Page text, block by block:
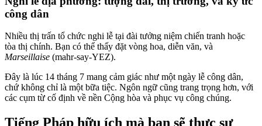
công dân
Nhiều thị trấn tổ chức nghi lễ tại đài tưởng niệm chiến tranh hoặc
tòa thị chính. Bạn có thể thấy đặt vòng hoa, diễn văn, và
Marseillaise (mahr-say-YEZ).
Đây là lúc 14 tháng 7 mang cảm giác như một ngày lễ công dân,
chứ không chỉ là một bữa tiệc. Ngôn ngữ cũng trang trọng hơn, với
các cụm từ cố định về nền Cộng hòa và phục vụ công chúng.
Tiếng Pháp hữu ích mà bạn sẽ thực sự